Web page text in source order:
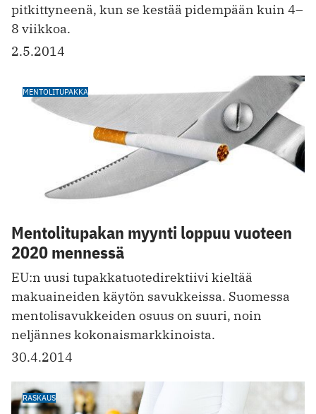
pitkittyneenä, kun se kestää pidempään kuin 4–
8 viikkoa.
2.5.2014
MENTOLITUPAKKA
Mentolitupakan myynti loppuu vuoteen
2020 mennessä
EU:n uusi tupakkatuotedirektiivi kieltää
makuaineiden käytön savukkeissa. Suomessa
mentolisavukkeiden osuus on suuri, noin
neljännes kokonaismarkkinoista.
30.4.2014
RASKAUS